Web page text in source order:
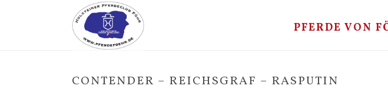
PFERDE VON
CONTENDER – REICHSGRAF – RASPUTIN